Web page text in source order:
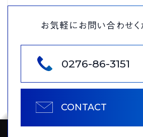
お気軽にお問い合わせく
0276-86-3151
CONTACT